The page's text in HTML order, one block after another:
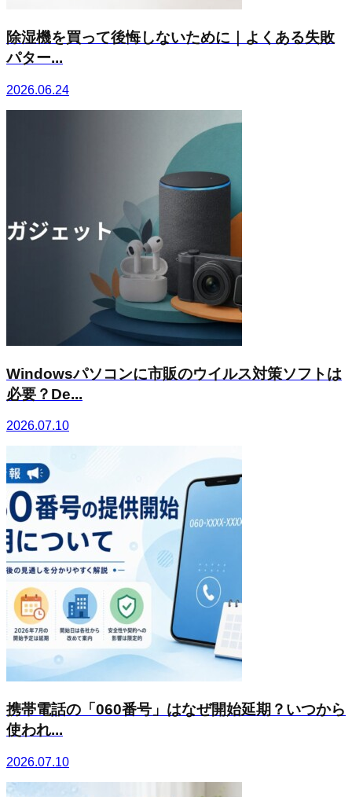
除湿機を買って後悔しないために｜よくある失敗
パター...
2026.06.24
Windowsパソコンに市販のウイルス対策ソフトは
必要？De...
2026.07.10
携帯電話の「060番号」はなぜ開始延期？いつから
使われ...
2026.07.10